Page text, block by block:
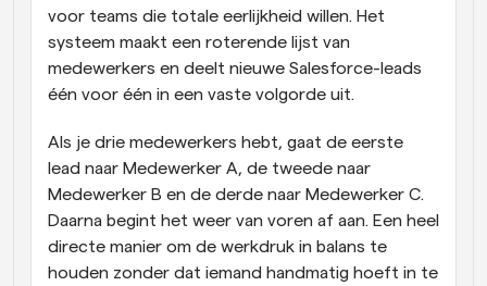
voor teams die totale eerlijkheid willen. Het
systeem maakt een roterende lijst van
medewerkers en deelt nieuwe Salesforce-leads
één voor één in een vaste volgorde uit.
Als je drie medewerkers hebt, gaat de eerste
lead naar Medewerker A, de tweede naar
Medewerker B en de derde naar Medewerker C.
Daarna begint het weer van voren af aan. Een heel
directe manier om de werkdruk in balans te
houden zonder dat iemand handmatig hoeft in te